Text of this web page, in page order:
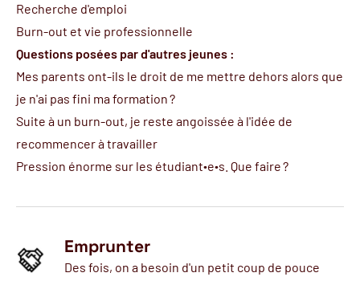
Recherche d'emploi
Burn-out et vie professionnelle
Questions posées par d'autres jeunes :
Mes parents ont-ils le droit de me mettre dehors alors que
je n'ai pas fini ma formation ?
Suite à un burn-out, je reste angoissée à l'idée de
recommencer à travailler
Pression énorme sur les étudiant∙e∙s. Que faire ?
Emprunter
Des fois, on a besoin d'un petit coup de pouce